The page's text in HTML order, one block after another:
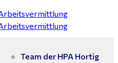
Team der HPA Hortig